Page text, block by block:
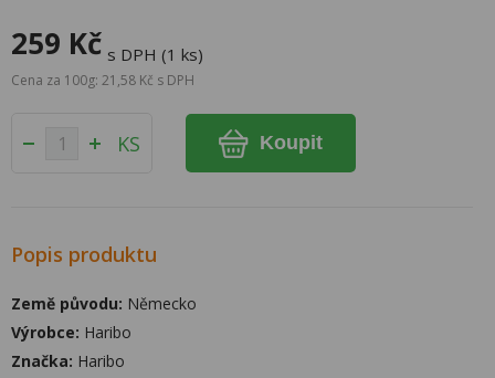
259 Kč s DPH (1 ks)
Cena za 100g: 21,58 Kč s DPH
KS Koupit
Popis produktu
Země původu: Německo
Výrobce: Haribo
Značka: Haribo